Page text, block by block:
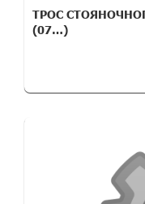
ТРОС
(07…)